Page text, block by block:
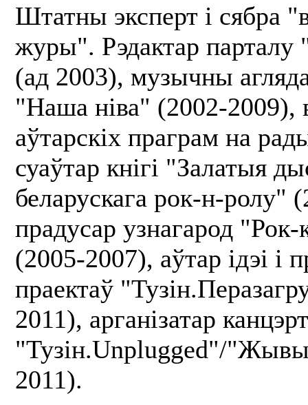
Штатны эксперт і сябра
журы". Рэдактар парталу
(ад 2003), музычны
"Наша ніва" (2002-2009),
аўтарскіх праграм на
суаўтар кнігі "Залатыя
беларускага рок-н-ролу"
прадусар узнагарод
(2005-2007), аўтар ідэі і
праектаў
2011), арганізатар
"Тузін.Unplugged"/"Жывы
2011).